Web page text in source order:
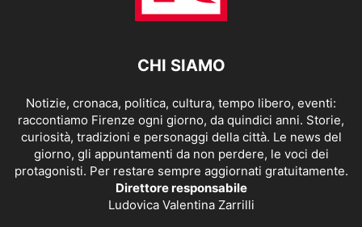
CHI SIAMO
Notizie, cronaca, politica, cultura, tempo libero, eventi:
raccontiamo Firenze ogni giorno, da quindici anni. Storie,
curiosità, tradizioni e personaggi della città. Le news del
giorno, gli appuntamenti da non perdere, le voci dei
protagonisti. Per restare sempre aggiornati gratuitamente.
Direttore responsabile
Ludovica Valentina Zarrilli